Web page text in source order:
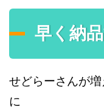
早く納
せどらーさんが
に